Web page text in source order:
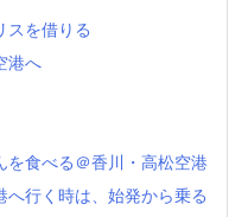
スを借りる
港へ
を食べる＠香川・高松空港
行く時は、始発から乗る